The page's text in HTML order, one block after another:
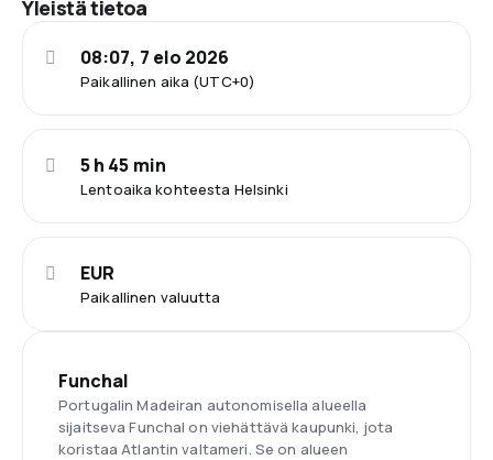
Yleistä tietoa
Paikallinen aika (UTC+0)
08:07, 7 elo 2026
Lentoaika kohteesta Helsinki
5 h 45 min
Paikallinen valuutta
EUR
Funchal
Portugalin Madeiran autonomisella alueella
sijaitseva Funchal on viehättävä kaupunki, jota
koristaa Atlantin valtameri. Se on alueen